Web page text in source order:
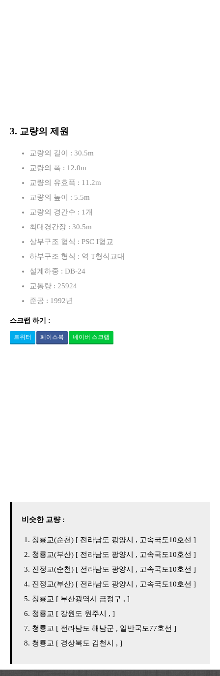
3. 교량의 제원
교량의 길이 : 30.5m
교량의 폭 : 12.0m
교량의 유효폭 : 11.2m
교량의 높이 : 5.5m
교량의 경간수 : 1개
최대경간장 : 30.5m
상부구조 형식 : PSC I형교
하부구조 형식 : 역 T형식교대
설계하중 : DB-24
교통량 : 25924
준공 : 1992년
스크랩 하기 :
트위터 페이스북 네이버 스크랩
비슷한 교량 :
청룡교(순천) [ 전라남도 광양시 , 고속국도10호선 ]
청룡교(부산) [ 전라남도 광양시 , 고속국도10호선 ]
진정교(순천) [ 전라남도 광양시 , 고속국도10호선 ]
진정교(부산) [ 전라남도 광양시 , 고속국도10호선 ]
청룡교 [ 부산광역시 금정구 , ]
청룡교 [ 강원도 원주시 , ]
청룡교 [ 전라남도 해남군 , 일반국도77호선 ]
청룡교 [ 경상북도 김천시 , ]